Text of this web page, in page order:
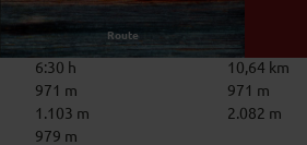
Route
6:30 h
10,64 km
971 m
971 m
1.103 m
2.082 m
979 m